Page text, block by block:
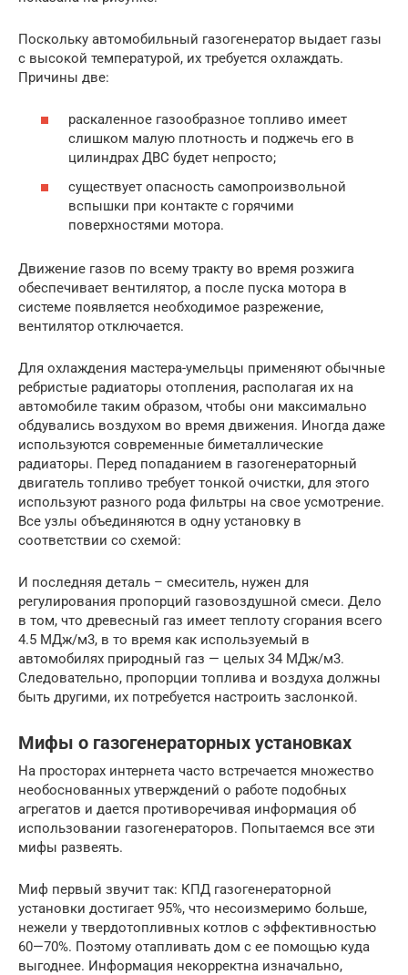
Поскольку автомобильный газогенератор выдает газы
с высокой температурой, их требуется охлаждать.
Причины две:
раскаленное газообразное топливо имеет
слишком малую плотность и поджечь его в
цилиндрах ДВС будет непросто;
существует опасность самопроизвольной
вспышки при контакте с горячими
поверхностями мотора.
Движение газов по всему тракту во время розжига
обеспечивает вентилятор, а после пуска мотора в
системе появляется необходимое разрежение,
вентилятор отключается.
Для охлаждения мастера-умельцы применяют обычные
ребристые радиаторы отопления, располагая их на
автомобиле таким образом, чтобы они максимально
обдувались воздухом во время движения. Иногда даже
используются современные биметаллические
радиаторы. Перед попаданием в газогенераторный
двигатель топливо требует тонкой очистки, для этого
используют разного рода фильтры на свое усмотрение.
Все узлы объединяются в одну установку в
соответствии со схемой:
И последняя деталь – смеситель, нужен для
регулирования пропорций газовоздушной смеси. Дело
в том, что древесный газ имеет теплоту сгорания всего
4.5 МДж/м3, в то время как используемый в
автомобилях природный газ — целых 34 МДж/м3.
Следовательно, пропорции топлива и воздуха должны
быть другими, их потребуется настроить заслонкой.
Мифы о газогенераторных установках
На просторах интернета часто встречается множество
необоснованных утверждений о работе подобных
агрегатов и дается противоречивая информация об
использовании газогенераторов. Попытаемся все эти
мифы развеять.
Миф первый звучит так: КПД газогенераторной
установки достигает 95%, что несоизмеримо больше,
нежели у твердотопливных котлов с эффективностью
60—70%. Поэтому отапливать дом с ее помощью куда
выгоднее. Информация некорректна изначально,